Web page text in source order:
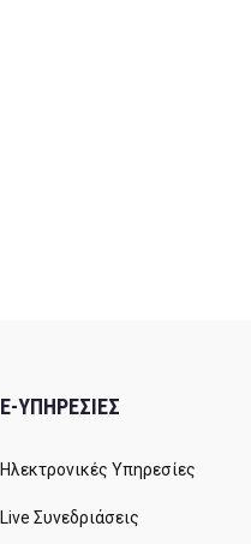
E-ΥΠΗΡΕΣΙΕΣ
Ηλεκτρονικές Υπηρεσίες
Live Συνεδριάσεις